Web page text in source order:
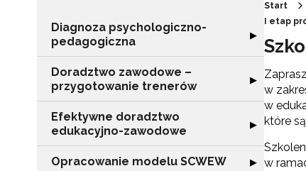
Diagnoza psychologiczno-
pedagogiczna
Rozwiń
▶
Doradztwo zawodowe –
przygotowanie trenerów
Rozwiń
▶
Efektywne doradztwo
edukacyjno-zawodowe
Rozwiń
▶
Opracowanie modelu SCWEW Rozwiń
▶
Start
I etap
w
w
które
w